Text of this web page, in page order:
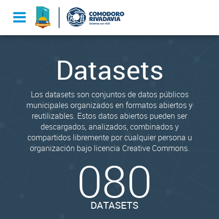
Datasets
Los datasets son conjuntos de datos públicos
municipales organizados en formatos abiertos y
reutilizables. Estos datos abiertos pueden ser
descargados, analizados, combinados y
compartidos libremente por cualquier persona u
organización bajo licencia Creative Commons.
080
DATASETS